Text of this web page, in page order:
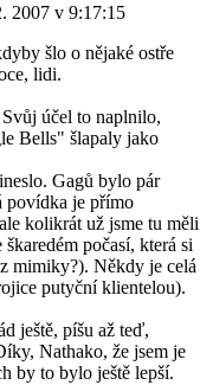
2007 v 9:17:15
šlo o nějaké ostře
lidi.
účel to naplnilo,
Bells" šlapaly jako
Gagů bylo pár
povídka je přímo
kolikrát už jsme tu měli
počasí, která si
mimiky?). Někdy je celá
putyční klientelou).
ještě, píšu až teď,
Nathako, že jsem je
by to bylo ještě lepší.